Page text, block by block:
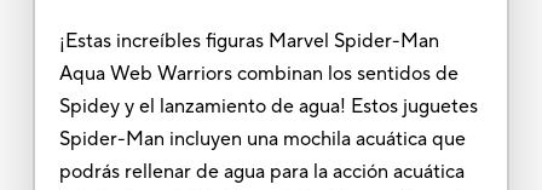
¡Estas increíbles figuras Marvel Spider-Man
Aqua Web Warriors combinan los sentidos de
Spidey y el lanzamiento de agua! Estos juguetes
Spider-Man incluyen una mochila acuática que
podrás rellenar de agua para la acción acuática